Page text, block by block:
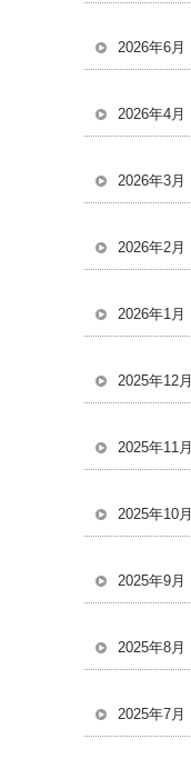
2026年6月
2026年4月
2026年3月
2026年2月
2026年1月
2025年12月
2025年11月
2025年10月
2025年9月
2025年8月
2025年7月